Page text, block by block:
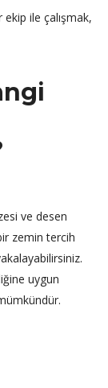
ile çalışmak,
ve desen
zemin tercih
uygun